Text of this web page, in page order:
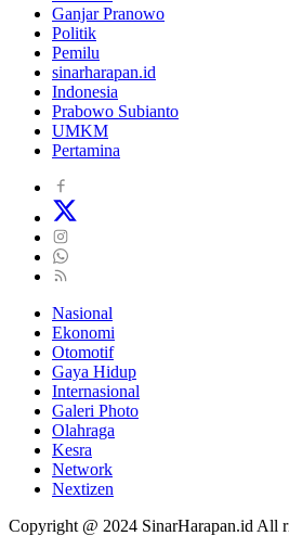
Ganjar Pranowo
Politik
Pemilu
sinarharapan.id
Indonesia
Prabowo Subianto
UMKM
Pertamina
Nasional
Ekonomi
Otomotif
Gaya Hidup
Internasional
Galeri Photo
Olahraga
Kesra
Network
Nextizen
Copyright @ 2024 SinarHarapan.id All